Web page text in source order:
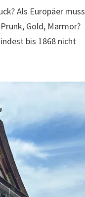
Als Europäer muss
Gold, Marmor?
bis 1868 nicht